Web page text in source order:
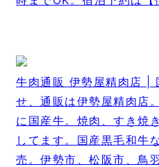
牛肉通販 伊勢屋精肉店 |
せ、通販は伊勢屋精肉店
に国産牛。焼肉、すき焼
してます。国産黒毛和牛
売。伊勢市、松阪市、鳥